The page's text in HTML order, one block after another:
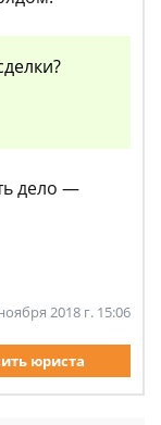
дело —
2018 г. 15:06
юриста